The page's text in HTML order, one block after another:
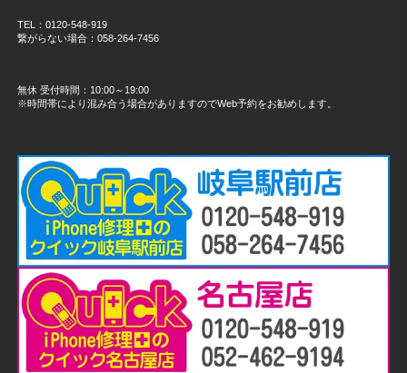
TEL：0120-548-919
繋がらない場合：058-264-7456
無休 受付時間：10:00～19:00
※時間帯により混み合う場合がありますのでWeb予約をお勧めします。